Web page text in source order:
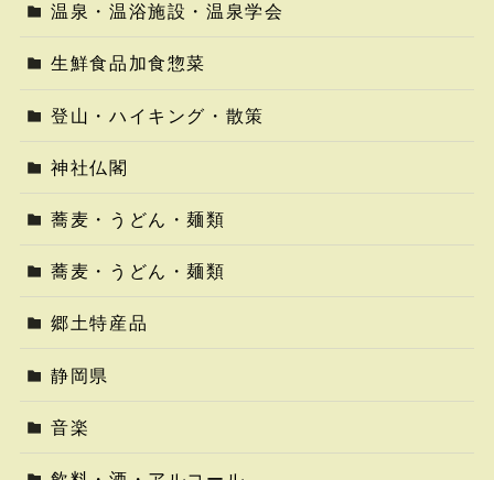
温泉・温浴施設・温泉学会
生鮮食品加食惣菜
登山・ハイキング・散策
神社仏閣
蕎麦・うどん・麺類
蕎麦・うどん・麺類
郷土特産品
静岡県
音楽